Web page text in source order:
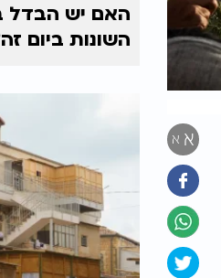
א א
האם יש הבדל
השונות ביום